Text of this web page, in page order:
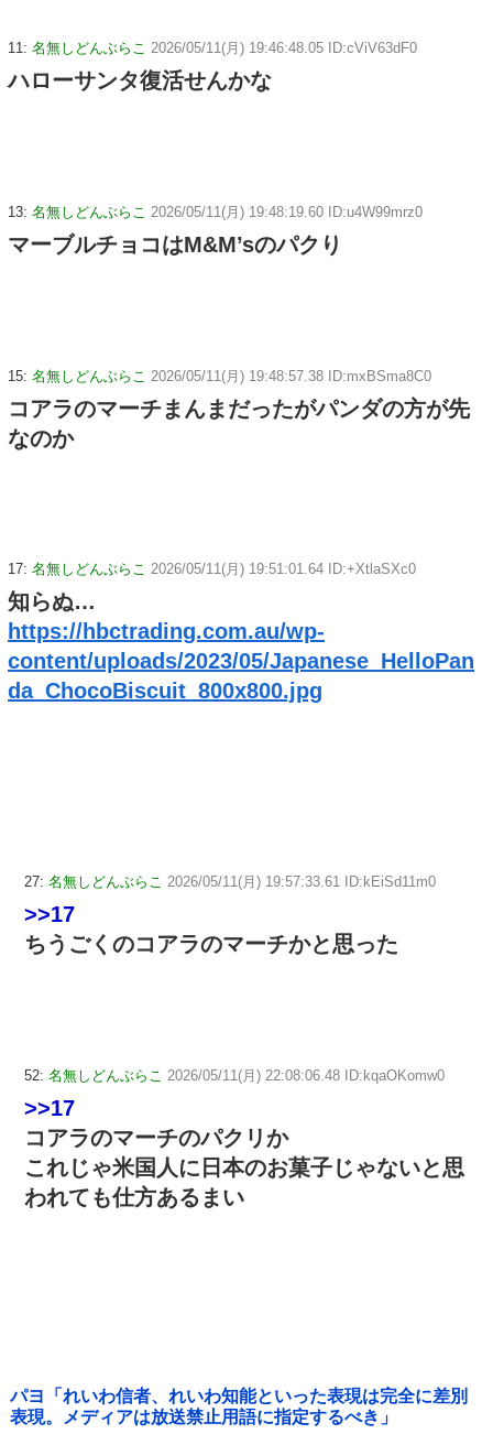
11: 名無しどんぶらこ 2026/05/11(月) 19:46:48.05 ID:cViV63dF0
ハローサンタ復活せんかな
13: 名無しどんぶらこ 2026/05/11(月) 19:48:19.60 ID:u4W99mrz0
マーブルチョコはM&M’sのパクり
15: 名無しどんぶらこ 2026/05/11(月) 19:48:57.38 ID:mxBSma8C0
コアラのマーチまんまだったがパンダの方が先
なのか
17: 名無しどんぶらこ 2026/05/11(月) 19:51:01.64 ID:+XtlaSXc0
知らぬ…
https://hbctrading.com.au/wp-
content/uploads/2023/05/Japanese_HelloPan
da_ChocoBiscuit_800x800.jpg
27: 名無しどんぶらこ 2026/05/11(月) 19:57:33.61 ID:kEiSd11m0
>>17
ちうごくのコアラのマーチかと思った
52: 名無しどんぶらこ 2026/05/11(月) 22:08:06.48 ID:kqaOKomw0
>>17
コアラのマーチのパクリか
これじゃ米国人に日本のお菓子じゃないと思
われても仕方あるまい
パヨ「れいわ信者、れいわ知能といった表現は完全に差別
表現。メディアは放送禁止用語に指定するべき」